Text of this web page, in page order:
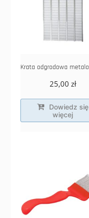
25,00 zł
Dowiedz się
więcej